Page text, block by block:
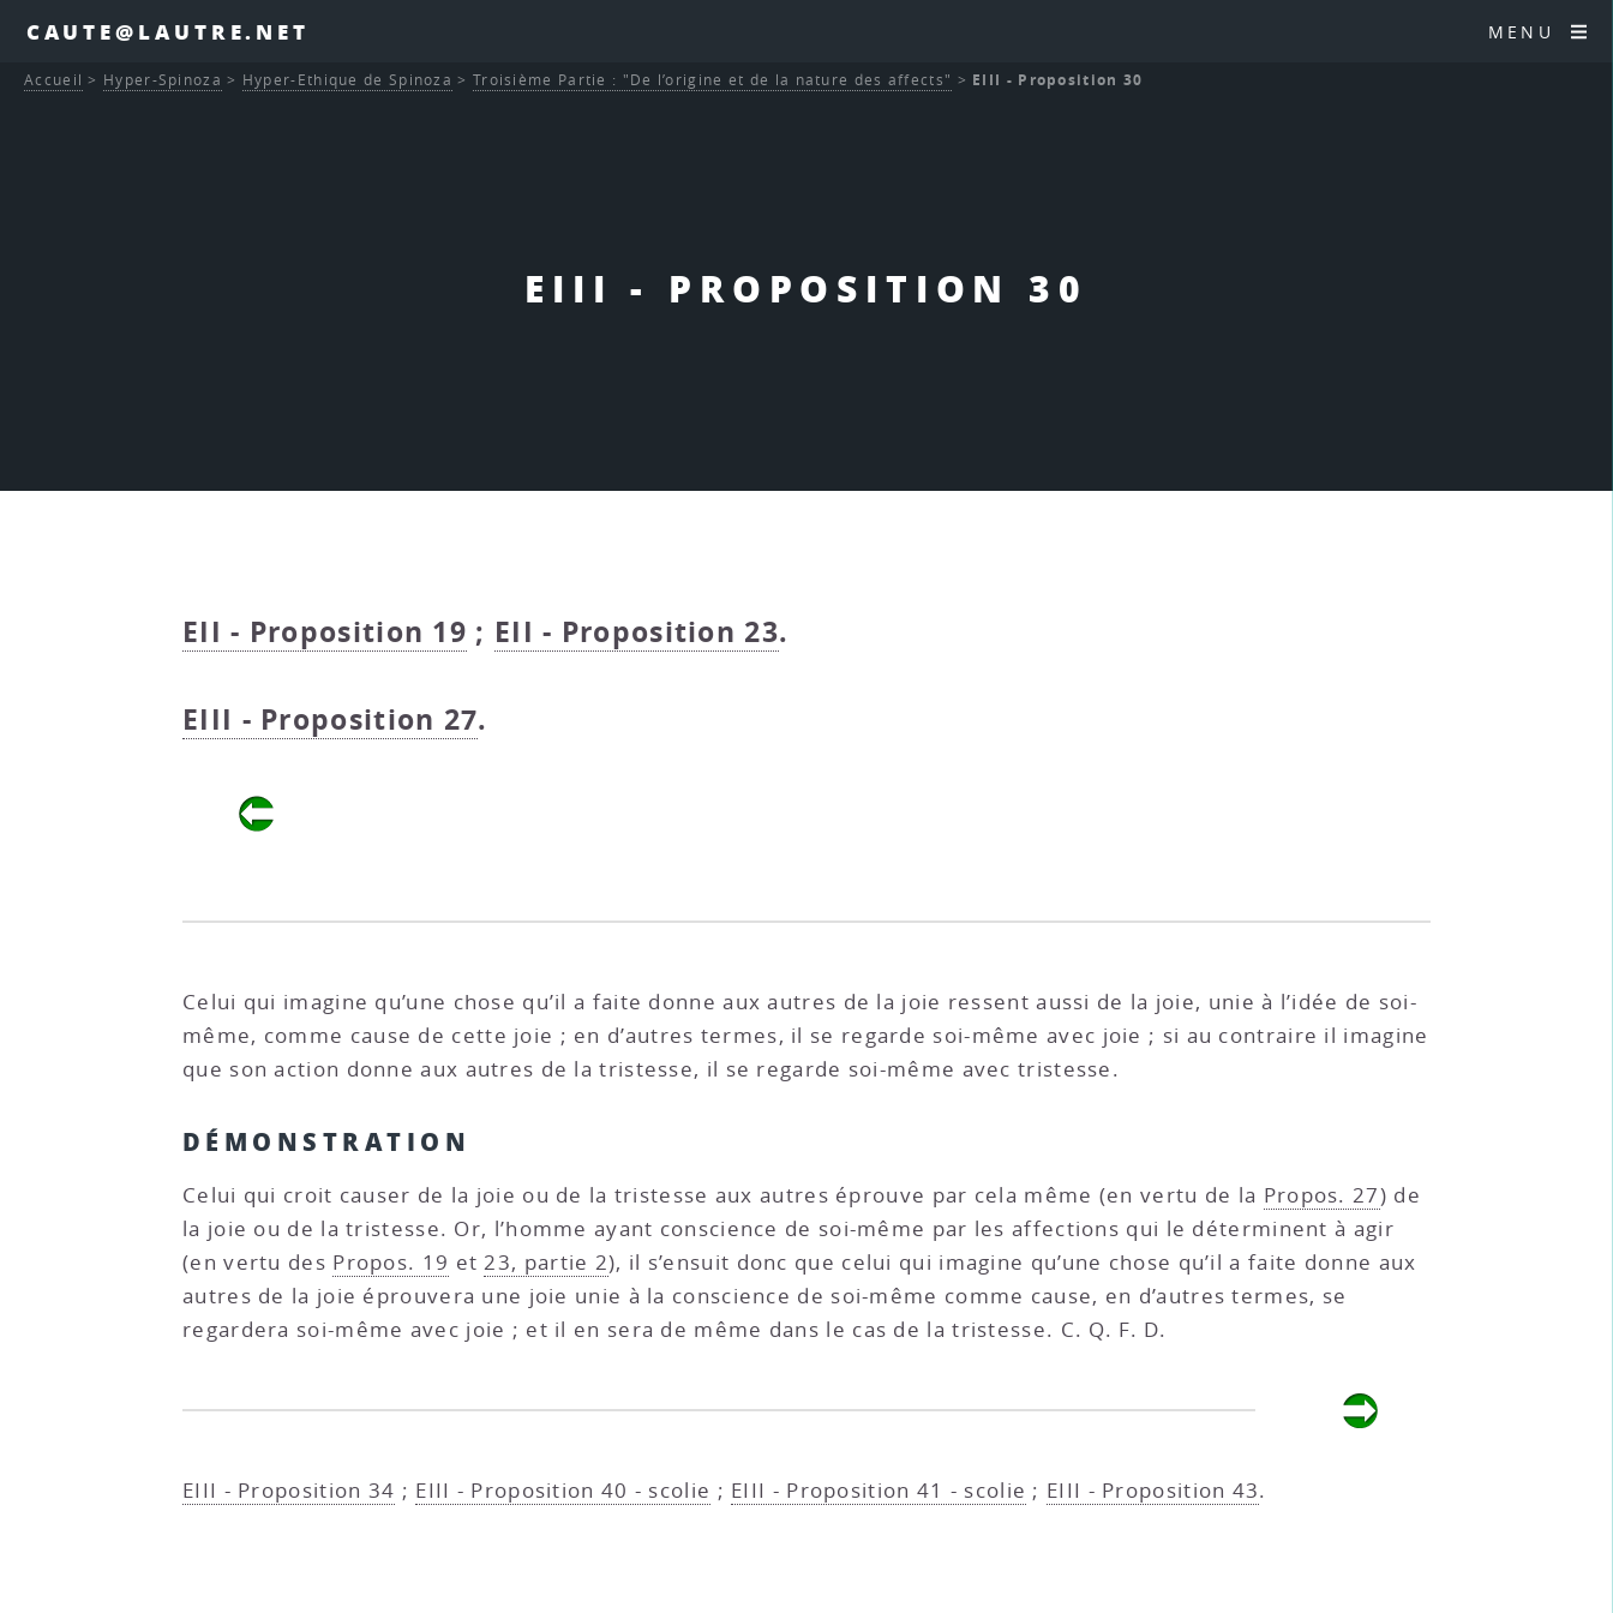
CAUTE@LAUTRE.NET MENU
EIII - PROPOSITION 30
Accueil > Hyper-Spinoza > Hyper-Ethique de Spinoza > Troisième Partie : "De l’origine et de la nature des affects" > EIII - Proposition 30
EII - Proposition 19 ; EII - Proposition 23.
EIII - Proposition 27.
Celui qui imagine qu’une chose qu’il a faite donne aux autres de la joie ressent aussi de la joie, unie à l’idée de soi-
même, comme cause de cette joie ; en d’autres termes, il se regarde soi-même avec joie ; si au contraire il imagine
que son action donne aux autres de la tristesse, il se regarde soi-même avec tristesse.
DÉMONSTRATION
Celui qui croit causer de la joie ou de la tristesse aux autres éprouve par cela même (en vertu de la Propos. 27) de
la joie ou de la tristesse. Or, l’homme ayant conscience de soi-même par les affections qui le déterminent à agir
(en vertu des Propos. 19 et23, partie 2), il s’ensuit donc que celui qui imagine qu’une chose qu’il a faite donne aux
autres de la joie éprouvera une joie unie à la conscience de soi-même comme cause, en d’autres termes, se
regardera soi-même avec joie ; et il en sera de même dans le cas de la tristesse. C. Q. F. D.
EIII - Proposition 34 ; EIII - Proposition 40 - scolie ; EIII - Proposition 41 - scolie ; EIII - Proposition 43.